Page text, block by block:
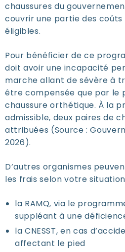
chaussures du
couvrir une partie des coûts
éligibles.
Pour bénéficier de ce
doit avoir une incapacité
marche allant de sévère à
être compensée que par le
chaussure orthétique. À la
admissible, deux paires de
attribuées (Source :
2026).
D’autres organismes
les frais selon votre
la RAMQ, via le
suppléant à une
la CNESST, en cas
affectant le pied